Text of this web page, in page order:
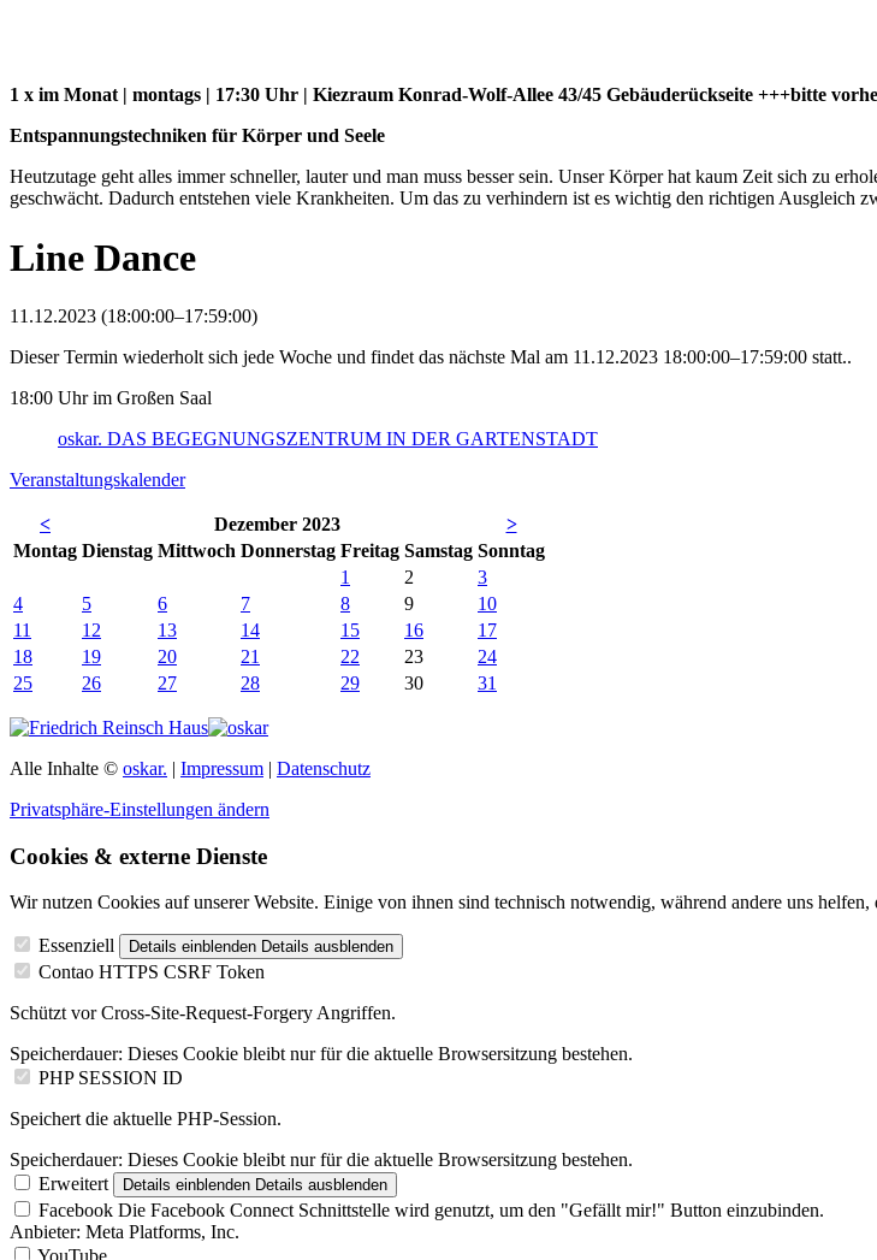
1 x im Monat | montags | 17:30 Uhr | Kiezraum Konrad-Wolf-Allee 43/45 Gebäuderückseite +++bitte
Entspannungstechniken für Körper und Seele
Heutzutage geht alles immer schneller, lauter und man muss besser sein. Unser Körper hat kaum Zeit sich zu
geschwächt. Dadurch entstehen viele Krankheiten. Um das zu verhindern ist es wichtig den richtigen Ausgleich
Line Dance
11.12.2023 (18:00:00–17:59:00)
Dieser Termin wiederholt sich jede Woche und findet das nächste Mal am 11.12.2023 18:00:00–17:59:00 statt..
18:00 Uhr im Großen Saal
oskar. DAS BEGEGNUNGSZENTRUM IN DER GARTENSTADT
Veranstaltungskalender
< Dezember 2023
>
Montag Dienstag Mittwoch Donnerstag Freitag Samstag Sonntag
1
2
3
4
5 6 7 8 9
10
11
12 13 14 15 16
17
18
19 20 21 22 23
24
25
26 27 28 29 30 31
Alle Inhalte © oskar. | Impressum | Datenschutz
Privatsphäre-Einstellungen ändern
Cookies & externe Dienste
Wir nutzen Cookies auf unserer Website. Einige von ihnen sind technisch notwendig, während andere uns
Essenziell Details einblenden Details ausblenden
Contao HTTPS CSRF Token
Schützt vor Cross-Site-Request-Forgery Angriffen.
Speicherdauer: Dieses Cookie bleibt nur für die aktuelle Browsersitzung bestehen.
PHP SESSION ID
Speichert die aktuelle PHP-Session.
Speicherdauer: Dieses Cookie bleibt nur für die aktuelle Browsersitzung bestehen.
Erweitert
Details einblenden Details ausblenden
Facebook Die Facebook Connect Schnittstelle wird genutzt, um den "Gefällt mir!" Button einzubinden.
Anbieter: Meta Platforms, Inc.